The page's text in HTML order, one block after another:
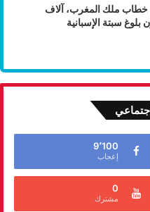
ملك المغرب، آلاف
بلوغ سبتة الإسبانية
9٬100
إعجاب
0
مشترك